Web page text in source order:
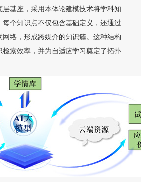
基座，采用本体论建模技术将学科知
个知识点不仅包含基础定义，还通过
网络，形成跨媒介的知识簇。这种结构
检索效率，并为自适应学习奠定了拓扑